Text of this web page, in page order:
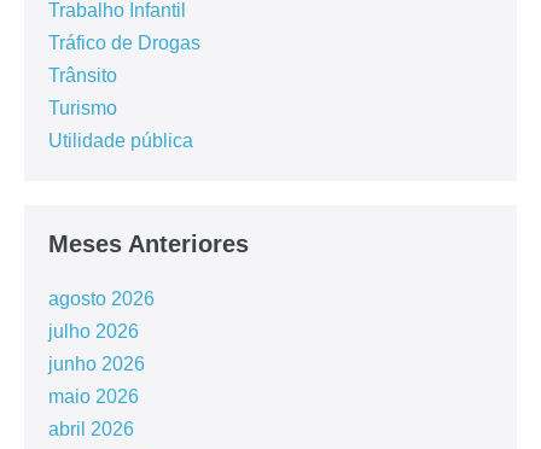
Trabalho Infantil
Tráfico de Drogas
Trânsito
Turismo
Utilidade pública
Meses Anteriores
agosto 2026
julho 2026
junho 2026
maio 2026
abril 2026